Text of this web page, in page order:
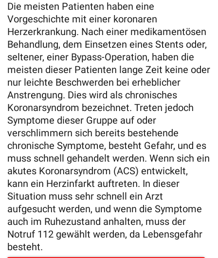
Die meisten Patienten haben eine
Vorgeschichte mit einer koronaren
Herzerkrankung. Nach einer medikamentösen
Behandlung, dem Einsetzen eines Stents oder,
seltener, einer Bypass-Operation, haben die
meisten dieser Patienten lange Zeit keine oder
nur leichte Beschwerden bei erheblicher
Anstrengung. Dies wird als chronisches
Koronarsyndrom bezeichnet. Treten jedoch
Symptome dieser Gruppe auf oder
verschlimmern sich bereits bestehende
chronische Symptome, besteht Gefahr, und es
muss schnell gehandelt werden. Wenn sich ein
akutes Koronarsyndrom (ACS) entwickelt,
kann ein Herzinfarkt auftreten. In dieser
Situation muss sehr schnell ein Arzt
aufgesucht werden, und wenn die Symptome
auch im Ruhezustand anhalten, muss der
Notruf 112 gewählt werden, da Lebensgefahr
besteht.